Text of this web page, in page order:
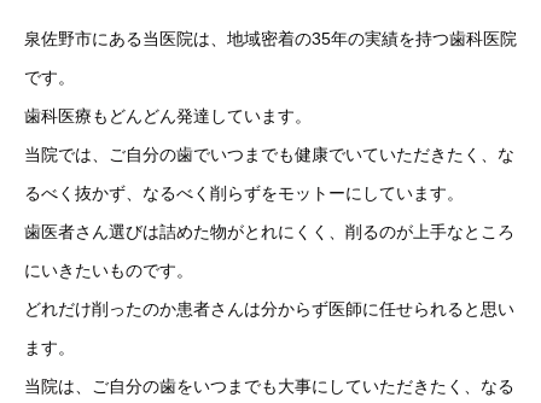
泉佐野市にある当医院は、地域密着の35年の実績を持つ歯科医院
です。
歯科医療もどんどん発達しています。
当院では、ご自分の歯でいつまでも健康でいていただきたく、な
るべく抜かず、なるべく削らずをモットーにしています。
歯医者さん選びは詰めた物がとれにくく、削るのが上手なところ
にいきたいものです。
どれだけ削ったのか患者さんは分からず医師に任せられると思い
ます。
当院は、ご自分の歯をいつまでも大事にしていただきたく、なる